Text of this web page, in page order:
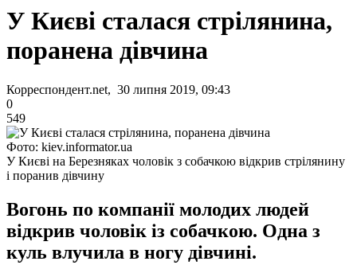
У Києві сталася стрілянина,
поранена дівчина
Корреспондент.net, 30 липня 2019, 09:43
0
549
Фото: kiev.informator.ua
У Києві на Березняках чоловік з собачкою відкрив стрілянину
і поранив дівчину
Вогонь по компанії молодих людей
відкрив чоловік із собачкою. Одна з
куль влучила в ногу дівчині.